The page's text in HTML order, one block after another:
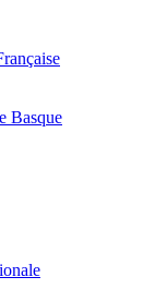
Basque